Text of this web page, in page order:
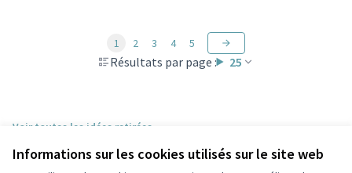
Informations sur les cookies utilisés sur le site web
Résultats par page : 25
1 2 3 4 5
Voir toutes les idées retirées